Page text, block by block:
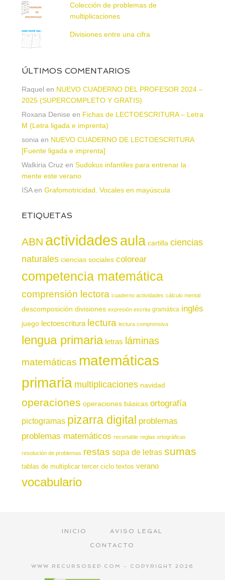
Colección de problemas de
multiplicaciones
Divisiones entre una cifra
ÚLTIMOS COMENTARIOS
Raquel en NUEVO CUADERNO DEL PROFESOR 2024 –
2025 (SUPERCOMPLETO Y GRATIS)
Roxana Denise en Fichas de LECTOESCRITURA – Letra
M (Letra ligada e imprenta)
sonia en NUEVO CUADERNO DE LECTOESCRITURA
[Fuente ligada e imprenta]
Walkiria Cruz en Sudokus infantiles para entrenar la
mente este verano
ISAen Grafomotricidad. Vocales en mayúscula
ETIQUETAS
ABN actividadesaula cartilla ciencias
naturales ciencias sociales colorear
competencia matemática
comprensión lectora cuaderno actividades cálculo mental
descomposición divisiones expresión escrita gramática inglés
juego lectoescritura lectura lectura comprensiva
lengua primaria letras láminas
matemáticas matemáticas
primaria multiplicaciones navidad
operaciones operaciones básicas ortografía
pictogramas pizarra digital problemas
problemas matemáticos recortable reglas ortográficas
resolución de problemas restas sopa de letras sumas
tablas de multiplicar tercer ciclo textos verano
vocabulario
INICIO
AVISO LEGAL
CONTACTO
WWW.RECURSOSEP.COM - COPYRIGHT 2026